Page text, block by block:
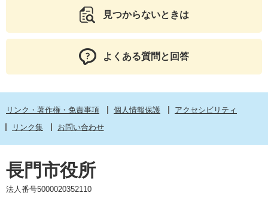
見つからないときは
よくある質問と回答
リンク・著作権・免責事項 個人情報保護
アクセシビリティ
リンク集
お問い合わせ
長門市役所
法人番号5000020352110